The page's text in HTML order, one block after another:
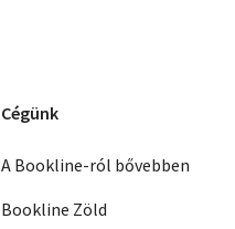
Cégünk
A Bookline-ról bővebben
Bookline Zöld